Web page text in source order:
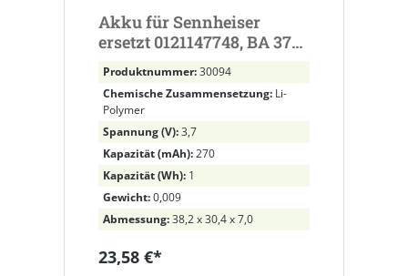
Akku für Sennheiser
ersetzt 0121147748, BA 370
PX, BA370, BA-370PX
Produktnummer:30094
Chemische Zusammensetzung: Li-
Polymer
Spannung (V):3,7
Kapazität (mAh):270
Kapazität (Wh): 1
Gewicht:0,009
Abmessung:38,2 x 30,4 x 7,0
23,58 €*